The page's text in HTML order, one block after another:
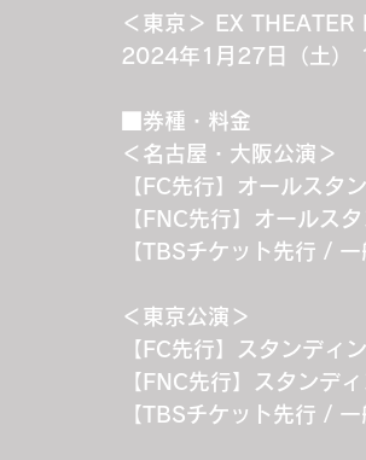
＜東京＞ EX THEATER
2024年1月27日（土
■券種・料金
＜名古屋・大阪公演＞
【FC先行】オールスタ
【FNC先行】オールス
【TBSチケット先行 /
＜東京公演＞
【FC先行】スタンディ
【FNC先行】スタンデ
【TBSチケット先行 /